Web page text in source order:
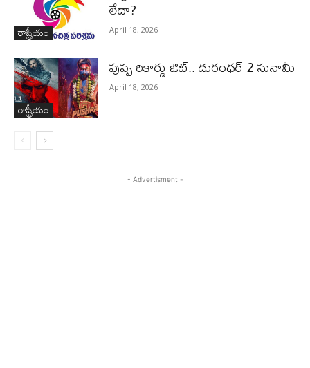
రాష్ట్రీయం
లేదా?
April 18, 2026
రాష్ట్రీయం
పుష్ప రికార్డు ఔట్‌.. దురంధ‌ర్ 2 సునామీ
April 18, 2026
- Advertisment -